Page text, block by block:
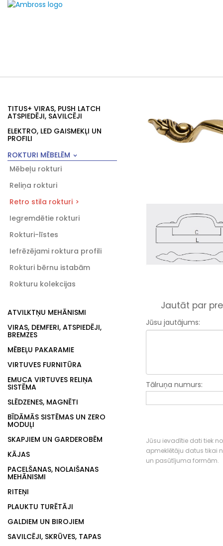
TITUS+ VIRAS, PUSH LATCH
ATSPIEDĒJI, SAVILCĒJI
ELEKTRO, LED GAISMEKĻI UN
PROFILI
ROKTURI MĒBELĒM
Mēbeļu rokturi
Reliņa rokturi
Retro stila rokturi
Iegremdētie rokturi
Rokturi-līstes
Iefrēzējami roktura profili
Rokturi bērnu istabām
Rokturu kolekcijas
ATVILKTŅU MEHĀNISMI
VIRAS, DEMFERI, ATSPIEDĒJI,
BREMZES
MĒBEĻU PAKARAMIE
VIRTUVES FURNITŪRA
EMUCA VIRTUVES RELIŅA
SISTĒMA
SLĒDZENES, MAGNĒTI
BĪDĀMĀS SISTĒMAS UN ZERO
MODUĻI
SKAPJIEM UN GARDEROBĒM
KĀJAS
PACELŠANAS, NOLAIŠANAS
MEHĀNISMI
RITEŅI
PLAUKTU TURĒTĀJI
GALDIEM UN BIROJIEM
SAVILCĒJI, SKRŪVES, TAPAS
Jautāt par
Jūsu jautājums:
Tālruņa numurs:
Jūsu ievadītie dati tiek
apmeklētāju datus tikai
un pasūtījuma formām.